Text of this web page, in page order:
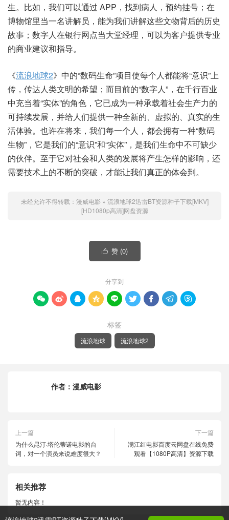
生。比如，我们可以通过 APP，找到病人，预约挂号；在
博物馆里当一名讲解员，能为我们讲解这些文物背后的历史
故事；数字人在银行网点当大堂经理，可以为客户提供专业
的商业建议和指导。
《流浪地球2》中的“数码生命”项目使每个人都能将“意识”上
传，传达人类文明的希望；而目前的“数字人”，在千行百业
中充当着“实体”的角色，它已成为一种承载着社会生产力的
可持续发展，并给人们提供一种全新的、虚拟的、真实的生
活体验。也许在将来，我们每一个人，都会拥有一种“数码
生物”，它是我们的“意识”和“实体”，是我们生命中不可缺少
的伙伴。至于它对社会和人类的发展将产生怎样的影响，还
需要技术上的不断的突破，才能让我们真正的体会到。
未经允许不得转载： 漫威电影 » 流浪地球2迅雷BT资源种子下载[MKV]
[HD1080p高清]网盘资源
 赞 (0)
分享到
        
标签
流浪地球 流浪地球2
作者： 漫威电影
上一篇
为什么昆汀·塔伦蒂诺电影的台
词，对一个演员来说难度很大？
下一篇
满江红电影百度云网盘在线免费
观看【1080P高清】资源下载
相关推荐
暂无内容！